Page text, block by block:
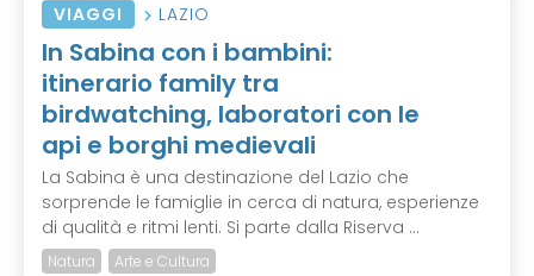
VIAGGI LAZIO
In Sabina con i bambini:
itinerario family tra
birdwatching, laboratori con le
api e borghi medievali
La Sabina è una destinazione del Lazio che
sorprende le famiglie in cerca di natura, esperienze
di qualità e ritmi lenti. Si parte dalla Riserva ...
Natura Arte e Cultura